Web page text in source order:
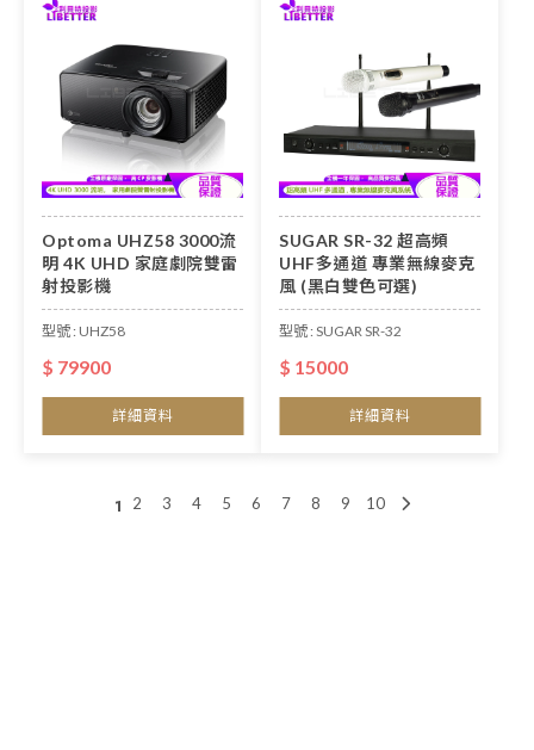
Optoma UHZ58 3000流
明 4K UHD 家庭劇院雙雷
射投影機
型號 : UHZ58
$ 79900
詳細資料
SUGAR SR-32 超高頻
UHF多通道 專業無線麥克
風 (黑白雙色可選)
型號 : SUGAR SR-32
$ 15000
詳細資料
1 2 3 4 5 6 7 8 9 10